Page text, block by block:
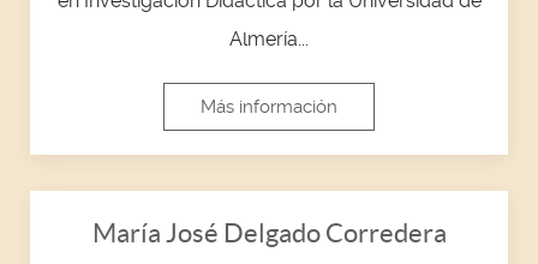
Almería...
Más información
María José Delgado Corredera